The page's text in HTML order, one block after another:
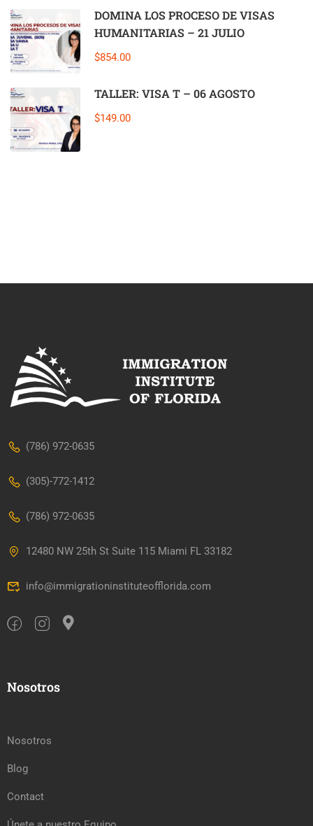
DOMINA LOS PROCESO DE VISAS
HUMANITARIAS – 21 JULIO
$854.00
TALLER: VISA T – 06 AGOSTO
$149.00
(786) 972-0635
(305)-772-1412
(786) 972-0635
12480 NW 25th St Suite 115 Miami FL 33182
info@immigrationinstituteofflorida.com
Nosotros
Nosotros
Blog
Contact